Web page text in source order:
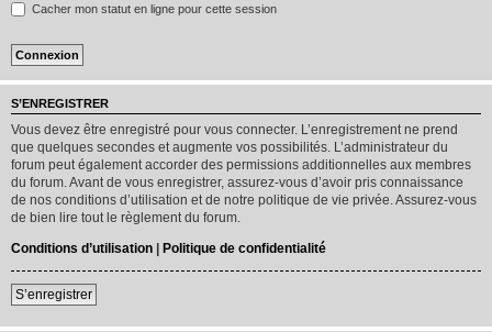
Cacher mon statut en ligne pour cette session
S’ENREGISTRER
Vous devez être enregistré pour vous connecter. L’enregistrement ne prend
que quelques secondes et augmente vos possibilités. L’administrateur du
forum peut également accorder des permissions additionnelles aux membres
du forum. Avant de vous enregistrer, assurez-vous d’avoir pris connaissance
de nos conditions d’utilisation et de notre politique de vie privée. Assurez-vous
de bien lire tout le règlement du forum.
Conditions d’utilisation | Politique de confidentialité
S’enregistrer